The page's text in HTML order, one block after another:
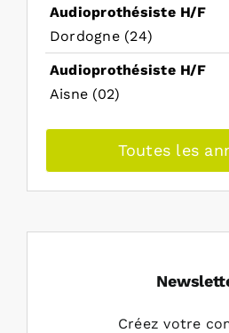
Audioprothésiste H/F
Dordogne (24)
Audioprothésiste H/F
Aisne (02)
Toutes les
Créez votre